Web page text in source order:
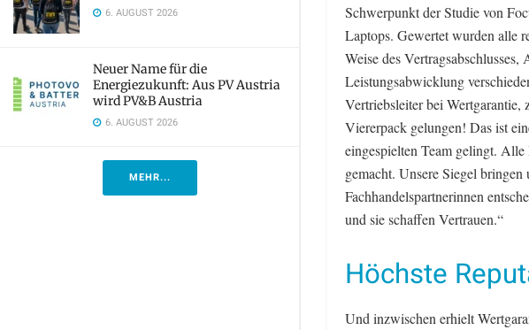
6. AUGUST 2026
Neuer Name für die
Energiezukunft: Aus PV Austria
wird PV&B Austria
6. AUGUST 2026
MEHR...
Schwerpunkt der Studie von
Laptops. Gewertet wurden alle
Weise des
Leistungsabwicklung
Vertriebsleiter bei Wertgarantie,
Viererpack gelungen! Das ist
eingespielten Team gelingt.
gemacht. Unsere Siegel
Fachhandelspartnerinnen
und sie schaffen Vertrauen.“
Höchste
Und inzwischen erhielt